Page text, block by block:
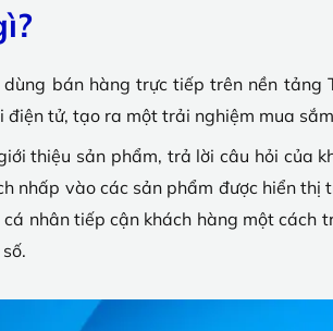
bán hàng trực tiếp trên nền tảng
tử, tạo ra một trải nghiệm mua
thiệu sản phẩm, trả lời câu hỏi của
nhấp vào các sản phẩm được hiển thị
nhân tiếp cận khách hàng một